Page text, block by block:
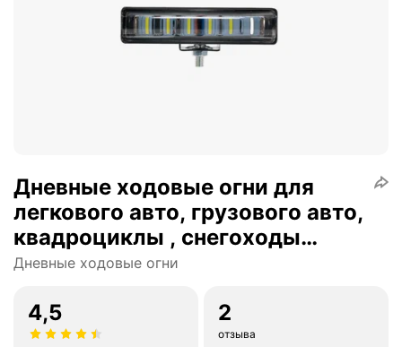
Дневные ходовые огни для
легкового авто, грузового авто,
квадроциклы , снегоходы
/155*41*40 мм / 90Вт /
Дневные ходовые огни
4,5 2
отзыва